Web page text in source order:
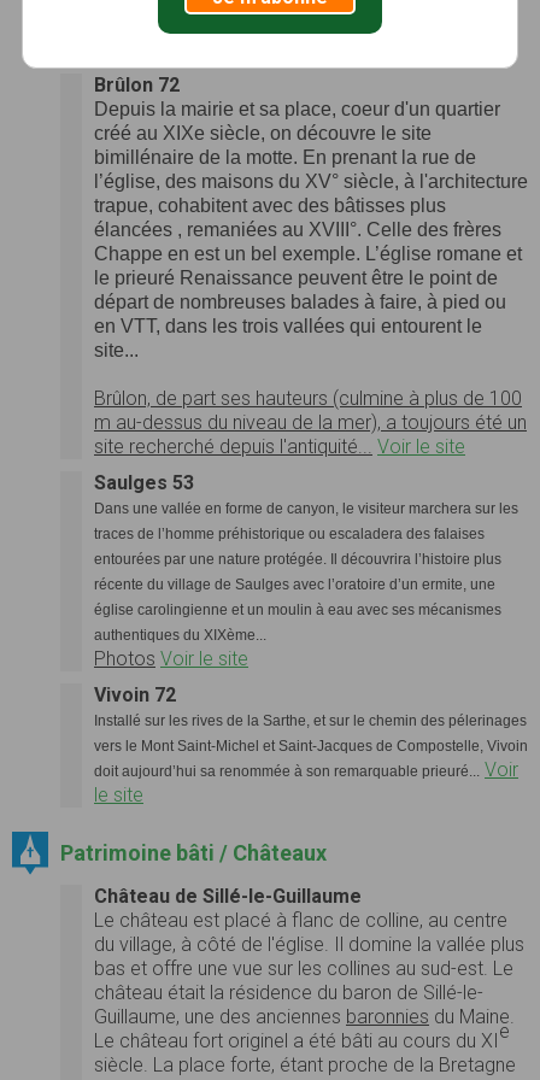
"Fraxinidum"...
Brûlon 72
Depuis la mairie et sa place, coeur d'un quartier
créé au XIXe siècle, on découvre le site
bimillénaire de la motte. En prenant la rue de
l’église, des maisons du XV° siècle, à l'architecture
trapue, cohabitent avec des bâtisses plus
élancées , remaniées au XVIII°. Celle des frères
Chappe en est un bel exemple. L’église romane et
le prieuré Renaissance peuvent être le point de
départ de nombreuses balades à faire, à pied ou
en VTT, dans les trois vallées qui entourent le
site...
Brûlon, de part ses hauteurs (culmine à plus de 100
m au-dessus du niveau de la mer), a toujours été un
site recherché depuis l'antiquité...
Voir le site
Saulges 53
Dans une vallée en forme de canyon, le visiteur marchera sur les
traces de l’homme préhistorique ou escaladera des falaises
entourées par une nature protégée. Il découvrira l’histoire plus
récente du village de Saulges avec l’oratoire d’un ermite, une
église carolingienne et un moulin à eau avec ses mécanismes
authentiques du XIXème...
Photos Voir le site
Vivoin 72
Installé sur les rives de la Sarthe, et sur le chemin des pélerinages
vers le Mont Saint-Michel et Saint-Jacques de Compostelle, Vivoin
doit aujourd’hui sa renommée à son remarquable prieuré...
Voir
le site
Patrimoine bâti / Châteaux
Château de Sillé-le-Guillaume
Le château est placé à flanc de colline, au centre
du village, à côté de l'église. Il domine la vallée plus
bas et offre une vue sur les collines au sud-est. Le
château était la résidence du baron de Sillé-le-
Guillaume, une des anciennes baronnies du Maine.
Le château fort originel a été bâti au cours du XIe
siècle. La place forte, étant proche de la Bretagne